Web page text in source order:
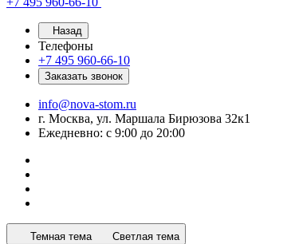
Назад
Телефоны
+7 495 960-66-10
Заказать звонок
info@nova-stom.ru
г. Москва, ул. Маршала Бирюзова 32к1
Ежедневно: с 9:00 до 20:00
Темная тема Светлая тема